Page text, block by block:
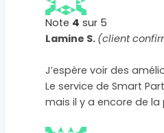
Note 4 sur 5
Lamine S. (client
J’espère voir des
Le service de Smart
mais il y a encore de